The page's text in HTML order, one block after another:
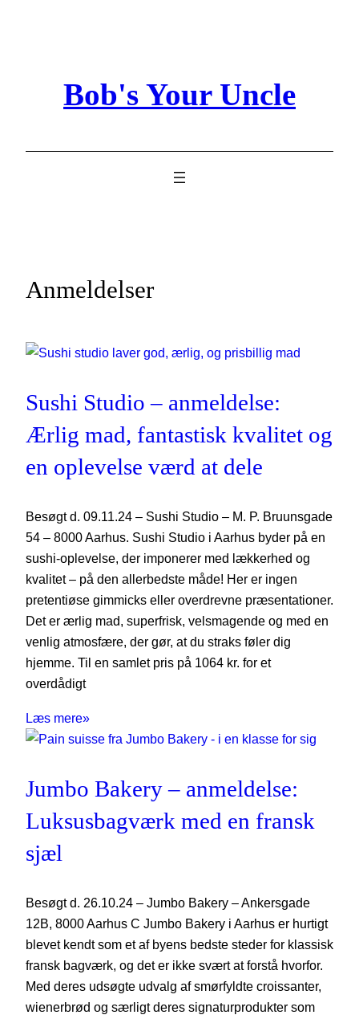
Bob's Your Uncle
Anmeldelser
Sushi Studio – anmeldelse:
Ærlig mad, fantastisk kvalitet og
en oplevelse værd at dele
Besøgt d. 09.11.24 – Sushi Studio – M. P. Bruunsgade
54 – 8000 Aarhus. Sushi Studio i Aarhus byder på en
sushi-oplevelse, der imponerer med lækkerhed og
kvalitet – på den allerbedste måde! Her er ingen
pretentiøse gimmicks eller overdrevne præsentationer.
Det er ærlig mad, superfrisk, velsmagende og med en
venlig atmosfære, der gør, at du straks føler dig
hjemme. Til en samlet pris på 1064 kr. for et
overdådigt
Læs mere»
Jumbo Bakery – anmeldelse:
Luksusbagværk med en fransk
sjæl
Besøgt d. 26.10.24 – Jumbo Bakery – Ankersgade
12B, 8000 Aarhus C Jumbo Bakery i Aarhus er hurtigt
blevet kendt som et af byens bedste steder for klassisk
fransk bagværk, og det er ikke svært at forstå hvorfor.
Med deres udsøgte udvalg af smørfyldte croissanter,
wienerbrød og særligt deres signaturprodukter som